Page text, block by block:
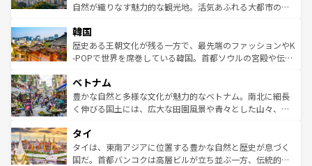
ク、伝統的なフラダンスなど、すべてがハワイの魅力を彩
ワイを、存分に味わってほしい。 なお、新着のハワイ情報
はコンテンツ一覧を参照してほしい。
ど、見どころがたくさん。また、カフェやワイン、オージ
いる。アクティビティも充実しており、サーフィンやダイ
ビング、ハイキングなど、アウトドア好きにはたまらな
い。オーストラリアの多彩な魅力を存分に味わいつくそ
参照してほしい。
自然が織りなす魅力的な観光地。活気あふれる大都市の台
ン）、静ひつな山岳地帯である台湾東部など、都市の喧騒
と山間の静けさが共存しており、訪れる人に新しい発見と
驚きをもたらしてくれる。また、奥深い台湾の食文化も魅
容にもいいと評判のスイーツなど、バラエティ豊かな料理
が味わえる。 なお、新着の台湾情報は コンテンツ一覧を参
照してほしい。
韓国
歴史ある王朝文化が残る一方で、最先端のファッションやK
-POPで世界を席巻している韓国。首都ソウルの宮殿や伝統
き、地方に足を延ばせば四季折々の自然美を楽しむことが
できる。そして、キムチや焼肉、絶品のストリートフード
まで、さまざまな韓国料理が待っている。夜には、韓国な
リティに包まれながら、韓国の多彩な魅力を心ゆくまで味
わってみてほしい。 なお、新着の韓国情報はコンテンツ一
覧を参照してほしい。
ベトナム
豊かな自然と多様な文化が魅力的なベトナム。南北に細長
く伸びる国土には、広大な田園風景や青々とした山々、世
急速な発展と共に伝統が息づく。ハノイの古い町並みやホ
ーチミン市のフランス統治時代の建物も、独特の雰囲気を
醸し出している。また、バラエティの豊かさとおいしさで
タイ
タイは、東南アジアに位置する豊かな自然と歴史が息づく
国だ。首都バンコクは高層ビルが立ち並ぶ一方、伝統的な